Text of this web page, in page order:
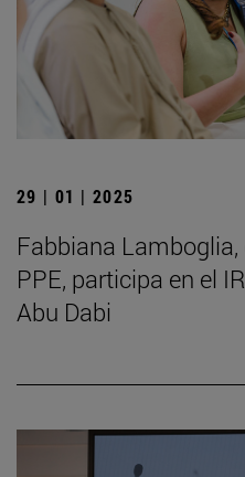
29 | 01 | 2025
Fabbiana
PPE, participa en el
Abu Dabi